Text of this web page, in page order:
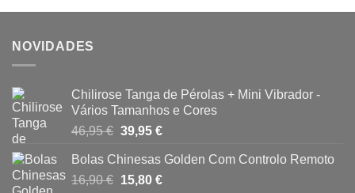
NOVIDADES
Chilirose Tanga de Pérolas + Mini Vibrador -
Vários Tamanhos e Cores
46,95€ O
original
era:
39,95 €O
atual
é:
Bolas Chinesas Golden Com Controlo Remoto
16,90€ O
15,80 €O